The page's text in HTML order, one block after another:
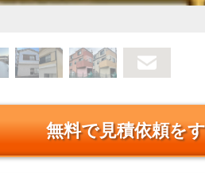
無料で見積依頼を